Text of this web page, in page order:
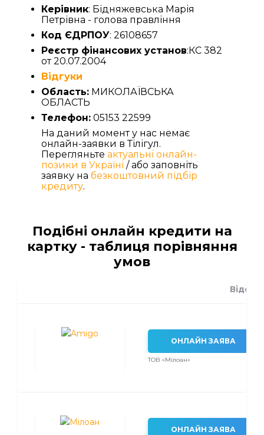
Керівник: Бідняжевська Марія
Петрівна - голова правління
Код ЄДРПОУ: 26108657
Реєстр фінансових установ:КС 382
от 20.07.2004
Відгуки
Область: МИКОЛАЇВСЬКА
ОБЛАСТЬ
Телефон: 05153 22599
На даний момент у нас немає
онлайн-заявки в Тілігул.
Перегляньте актуальні онлайн-
позики в Україні / або заповніть
заявку на безкоштовний підбір
кредиту.
Подібні онлайн кредити на
картку - таблиця порівняння
умов
ОНЛАЙН ЗАЯВА
ТОВ «Мілоан»
ОНЛАЙН ЗАЯВА